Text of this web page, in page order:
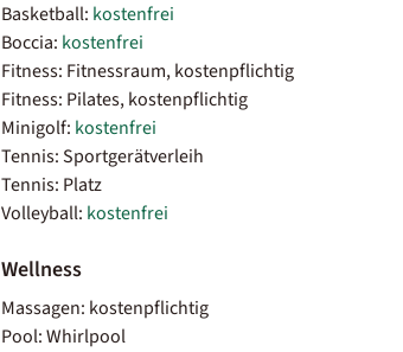
Basketball: kostenfrei
Boccia: kostenfrei
Fitness: Fitnessraum, kostenpflichtig
Fitness: Pilates, kostenpflichtig
Minigolf: kostenfrei
Tennis: Sportgerätverleih
Tennis: Platz
Volleyball: kostenfrei
Wellness
Massagen: kostenpflichtig
Pool: Whirlpool